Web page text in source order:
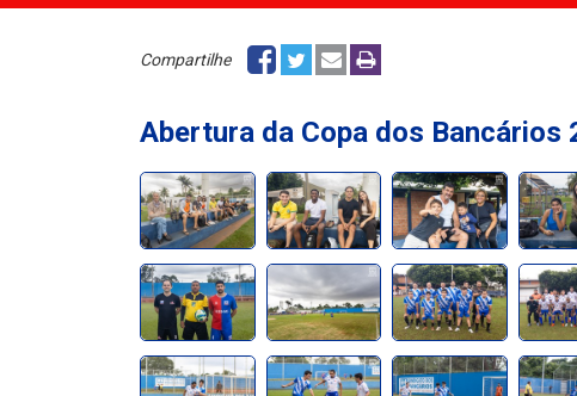
Compartilhe
Abertura da Copa dos Bancários